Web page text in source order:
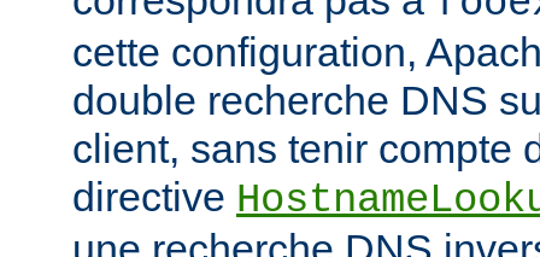
cette configuration,
double recherche DNS
client, sans tenir compte
directive